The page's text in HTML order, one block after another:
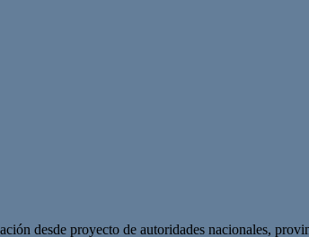
desde proyecto de autoridades nacionales,